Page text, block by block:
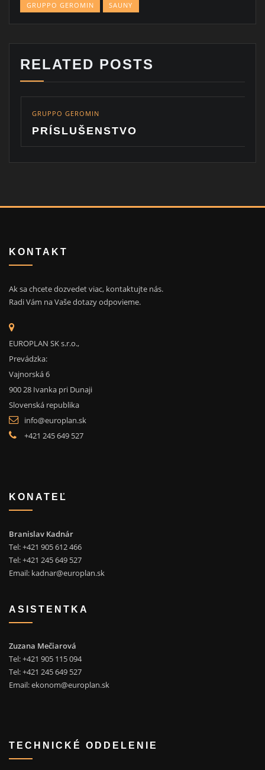
GRUPPO GEROMIN SAUNY
RELATED POSTS
GEROMIN
KONTAKT
Ak sa chcete dozvedet viac, kontaktujte nás.
Radi Vám na Vaše dotazy odpovieme.
EUROPLAN SK s.r.o.,
Prevádzka:
Vajnorská 6
900 28 Ivanka pri Dunaji
Slovenská republika
info@europlan.sk
+421 245 649 527
KONATEĽ
Branislav Kadnár
Tel: +421 905 612 466
Tel: +421 245 649 527
Email: kadnar@europlan.sk
ASISTENTKA
Zuzana Mečiarová
Tel: +421 905 115 094
Tel: +421 245 649 527
Email:ekonom@europlan.sk
TECHNICKÉ ODDELENIE